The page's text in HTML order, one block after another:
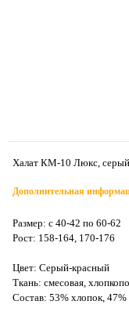
Халат КМ-10 Люкс,
Дополнительная
Размер: с 40-42 по 60-62
Рост: 158-164, 170-176
Цвет: Серый-красный
Ткань: смесовая,
Состав: 53% хлопок,